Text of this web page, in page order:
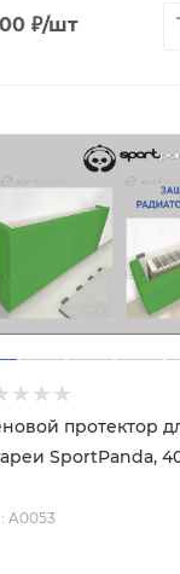
₽/шт
протектор
SportPanda,
A0053